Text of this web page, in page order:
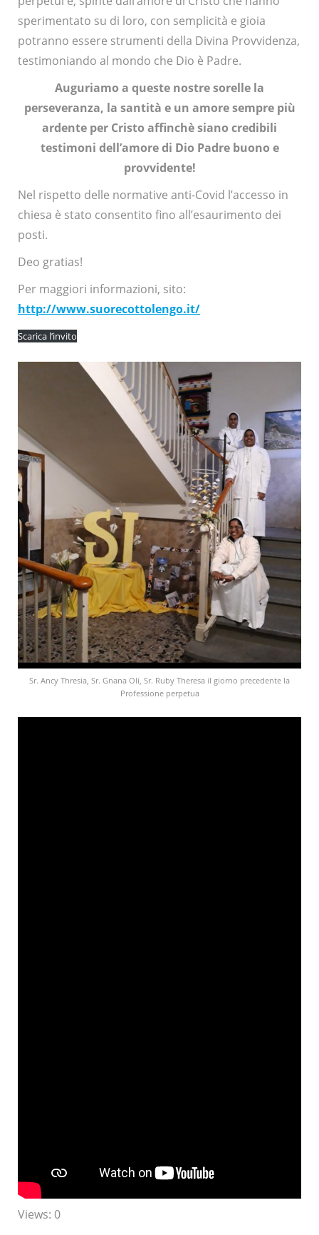
sperimentato su di loro, con semplicità e gioia
potranno essere strumenti della Divina Provvidenza,
testimoniando al mondo che Dio è Padre.
Auguriamo a queste nostre sorelle la
perseveranza, la santità e un amore sempre più
ardente per Cristo affinchè siano credibili
testimoni dell’amore di Dio Padre buono e
provvidente!
Nel rispetto delle normative anti-Covid l’accesso in
chiesa è stato consentito fino all’esaurimento dei
posti.
Deo gratias!
Per maggiori informazioni, sito:
http://www.suorecottolengo.it/
Scarica l’invito
Sr. Ancy Thresia, Sr. Gnana Oli, Sr. Ruby Theresa il giorno precedente la
Professione perpetua
Views: 0